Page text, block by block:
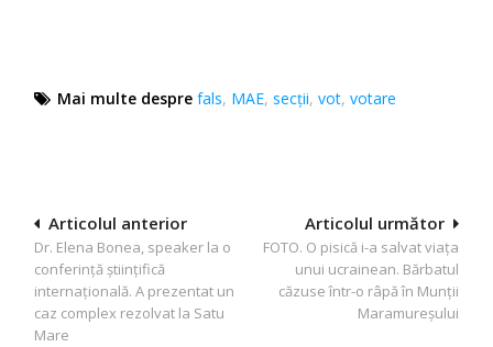
Mai multe despre fals, MAE,secții,vot,votare
Navigare
în
articole
Articolul următor
FOTO. O pisică i-a salvat viața
unui ucrainean. Bărbatul
căzuse într-o râpă în Munții
Maramureșului
Articolul anterior
Dr. Elena Bonea, speaker la o
conferință științifică
internațională. A prezentat un
caz complex rezolvat la Satu
Mare